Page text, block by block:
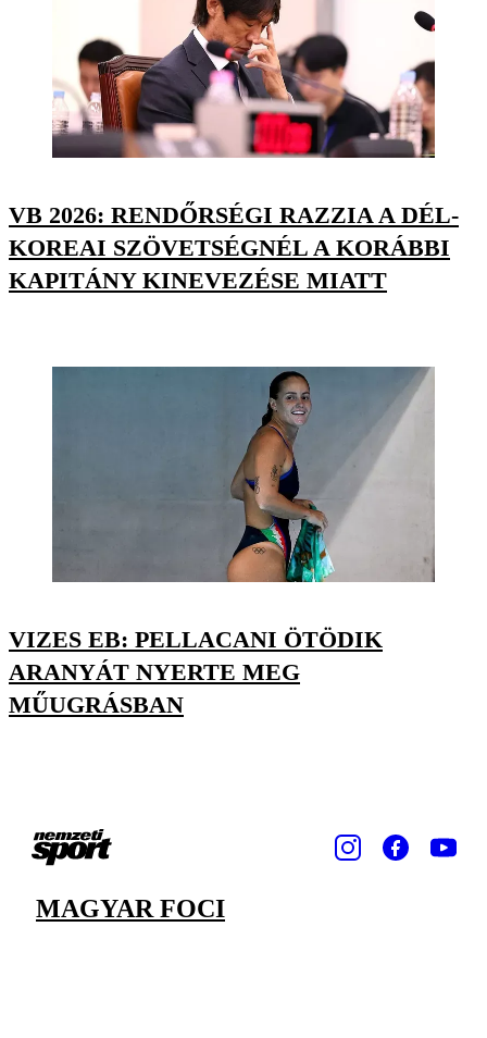
VB 2026: RENDŐRSÉGI RAZZIA A DÉL-
KOREAI SZÖVETSÉGNÉL A KORÁBBI
KAPITÁNY KINEVEZÉSE MIATT
VIZES EB: PELLACANI ÖTÖDIK
ARANYÁT NYERTE MEG
MŰUGRÁSBAN
MAGYAR FOCI